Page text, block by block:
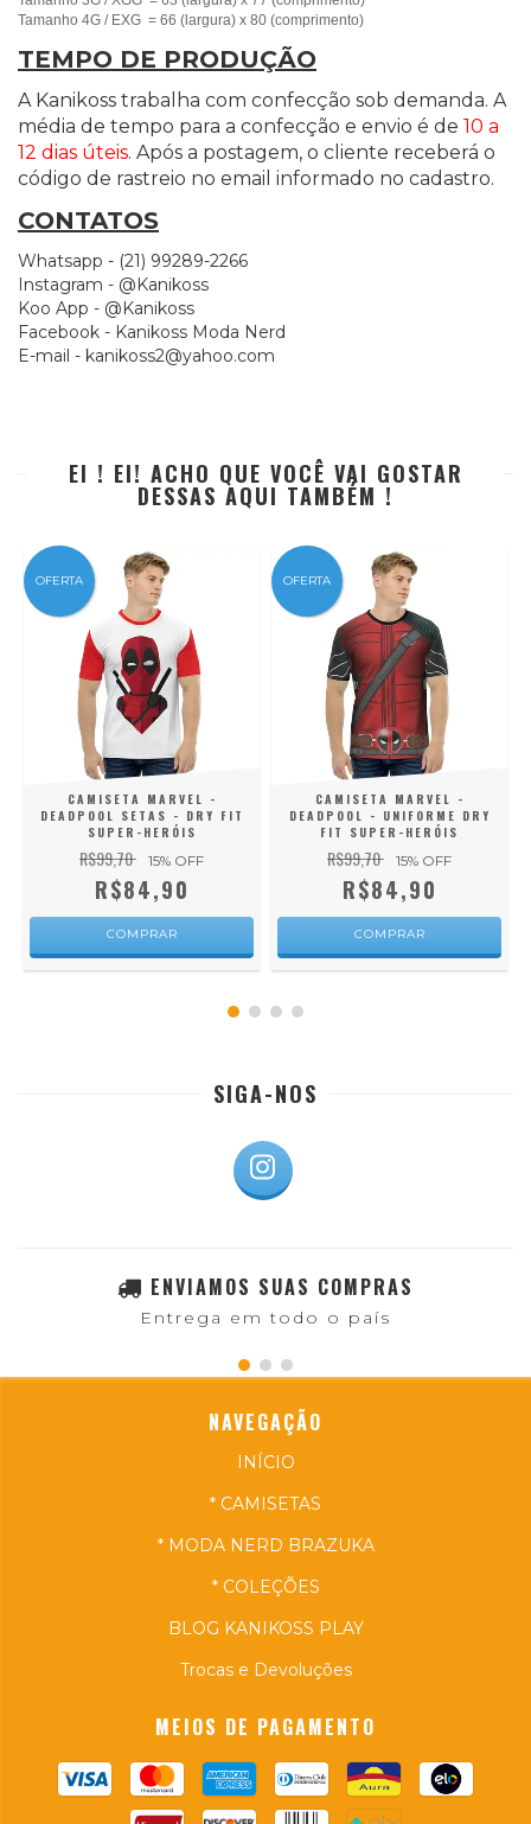
Tamanho 4G / EXG = 66 (largura) x 80 (comprimento)
TEMPO DE PRODUÇÃO
A Kanikoss trabalha com confecção sob demanda. A
média de tempo para a confecção e envio é de 10 a
12 dias úteis. Após a postagem, o cliente receberá o
código de rastreio no email informado no cadastro.
CONTATOS
Whatsapp - (21) 99289-2266
Instagram - @Kanikoss
Koo App - @Kanikoss
Facebook - Kanikoss Moda Nerd
E-mail - kanikoss2@yahoo.com
EI ! EI! ACHO QUE VOCÊ VAI GOSTAR
DESSAS AQUI TAMBÉM !
OFERTA
CAMISETA MARVEL -
DEADPOOL SETAS - DRY FIT
SUPER-HERÓIS
R$99,70 15% OFF
R$84,90
COMPRAR
OFERTA
CAMISETA MARVEL -
DEADPOOL - UNIFORME DRY
FIT SUPER-HERÓIS
R$99,70 15% OFF
R$84,90
COMPRAR
SIGA-NOS
ENVIAMOS SUAS COMPRAS
Entrega em todo o país
NAVEGAÇÃO
INÍCIO
* CAMISETAS
* MODA NERD BRAZUKA
* COLEÇÕES
BLOG KANIKOSS PLAY
Trocas e Devoluções
MEIOS DE PAGAMENTO